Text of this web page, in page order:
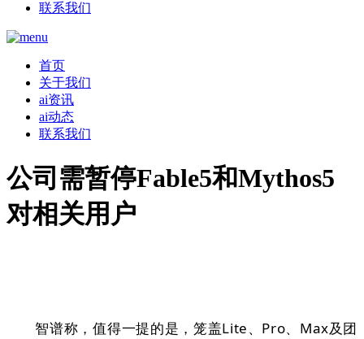
联系我们
首页
关于我们
ai资讯
ai动态
联系我们
公司需暂停Fable5和Mythos5
对相关用户
智谱称，值得一提的是，笼盖Lite、Pro、Max及团